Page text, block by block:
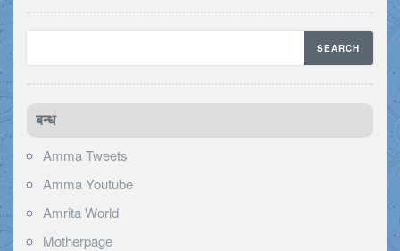
बन्ध
Amma Tweets
Amma Youtube
Amrita World
Motherpage